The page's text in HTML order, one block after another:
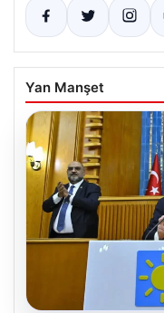
Yan Manşet